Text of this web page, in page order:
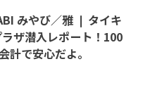
みやび／雅 ❘ タイキ
ザ潜入レポート！100
計で安心だよ。